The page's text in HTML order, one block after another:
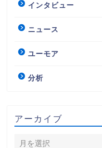
インタビュー
ニュース
ユーモア
分析
アーカイブ